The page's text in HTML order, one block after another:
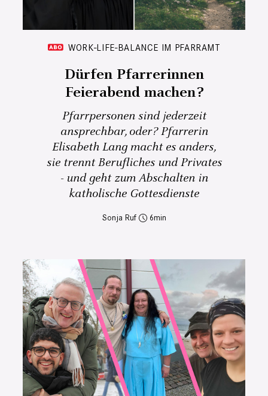
WORK-LIFE-BALANCE IM PFARRAMT
Dürfen Pfarrerinnen
Feierabend machen?
Pfarrpersonen sind jederzeit
ansprechbar, oder? Pfarrerin
Elisabeth Lang macht es anders,
sie trennt Berufliches und Privates
- und geht zum Abschalten in
katholische Gottesdienste
Sonja Ruf 6